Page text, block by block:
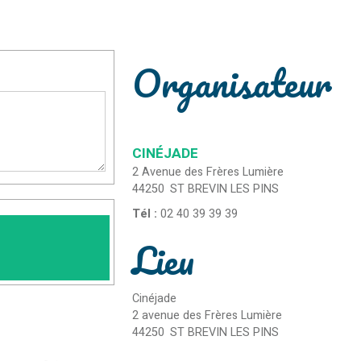
Organisateur
CINÉJADE
2 Avenue des Frères Lumière
44250 ST BREVIN LES PINS
Tél :02 40 39 39 39
Lieu
Cinéjade
2 avenue des Frères Lumière
44250 ST BREVIN LES PINS